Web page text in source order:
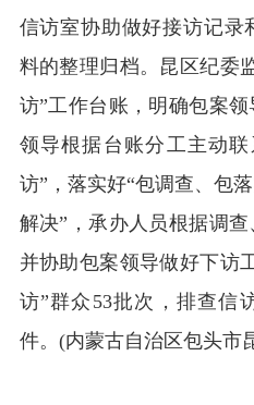
信访室协助做好接访记录
料的整理归档。昆区纪委
访”工作台账，明确包案
领导根据台账分工主动
访”，落实好“包调查、包
解决”，承办人员根据调
并协助包案领导做好下访
访”群众53批次，排查信
件。(内蒙古自治区包头市